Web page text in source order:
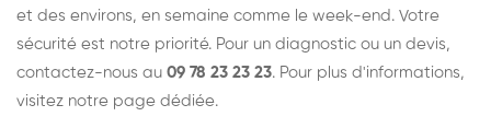
et des environs, en semaine comme le week-end. Votre
sécurité est notre priorité. Pour un diagnostic ou un devis,
contactez-nous au 09 78 23 23 23. Pour plus d'informations,
visitez notre page dédiée.